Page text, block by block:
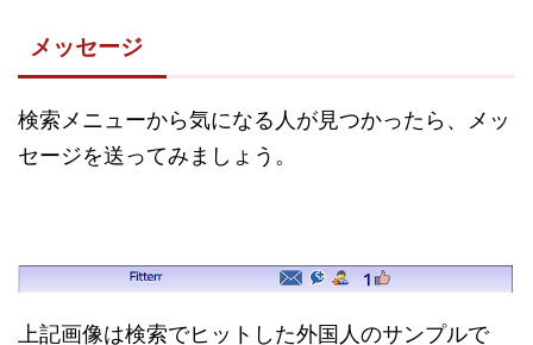
メッセージ
検索メニューから気になる人が見つかったら、メッ
セージを送ってみましょう。
上記画像は検索でヒットした外国人のサンプルで